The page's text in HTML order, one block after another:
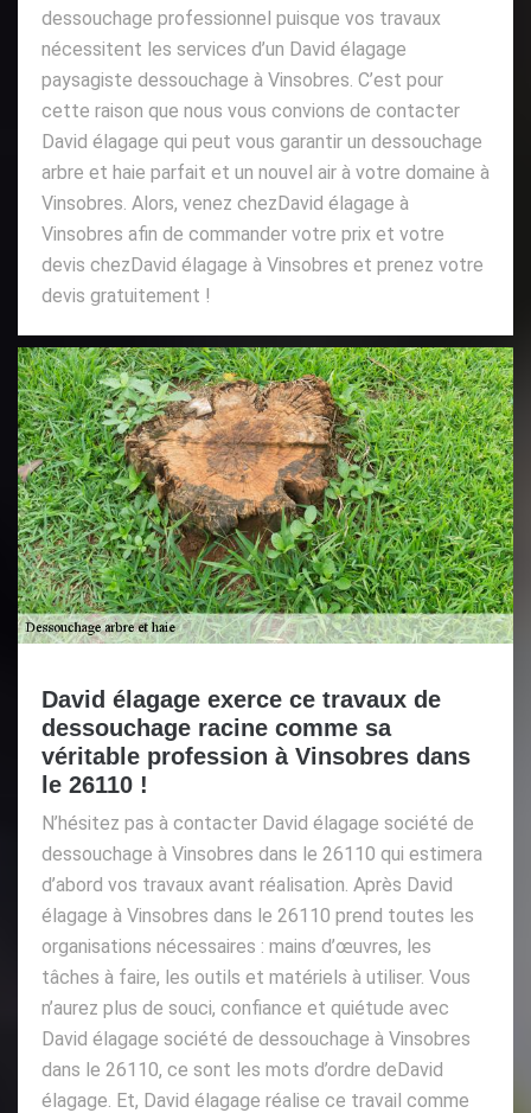
dessouchage professionnel puisque vos travaux
nécessitent les services d’un David élagage
paysagiste dessouchage à Vinsobres. C’est pour
cette raison que nous vous convions de contacter
David élagage qui peut vous garantir un dessouchage
arbre et haie parfait et un nouvel air à votre domaine à
Vinsobres. Alors, venez chezDavid élagage à
Vinsobres afin de commander votre prix et votre
devis chezDavid élagage à Vinsobres et prenez votre
devis gratuitement !
David élagage exerce ce travaux de
dessouchage racine comme sa
véritable profession à Vinsobres dans
le 26110 !
N’hésitez pas à contacter David élagage société de
dessouchage à Vinsobres dans le 26110 qui estimera
d’abord vos travaux avant réalisation. Après David
élagage à Vinsobres dans le 26110 prend toutes les
organisations nécessaires : mains d’œuvres, les
tâches à faire, les outils et matériels à utiliser. Vous
n’aurez plus de souci, confiance et quiétude avec
David élagage société de dessouchage à Vinsobres
dans le 26110, ce sont les mots d’ordre deDavid
élagage. Et, David élagage réalise ce travail comme